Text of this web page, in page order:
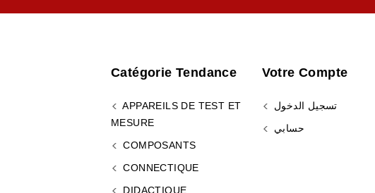
Votre Compte
تسجيل الدخول
حسابي
Catégorie Tendance
APPAREILS DE TEST ET
MESURE
COMPOSANTS
CONNECTIQUE
DIDACTIQUE